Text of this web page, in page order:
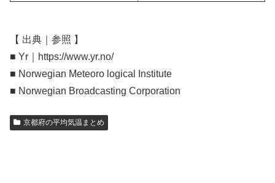
【 出典｜参照 】
■ Yr｜https://www.yr.no/
■ Norwegian Meteoro logical Institute
■ Norwegian Broadcasting Corporation
京都府の平均気温まとめ